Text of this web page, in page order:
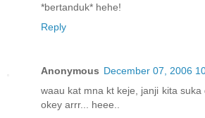
*bertanduk* hehe!
Reply
Anonymous December 07, 2006
waau kat mna kt keje, janji kita suka
okey arrr... heee..